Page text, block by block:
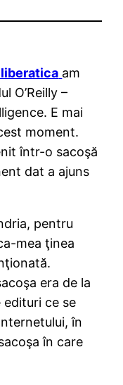
am
O’Reilly –
E mai
moment.
într-o sacoşă
dat a ajuns
pentru
mea ţinea
era de la
edituri ce se
în
în care